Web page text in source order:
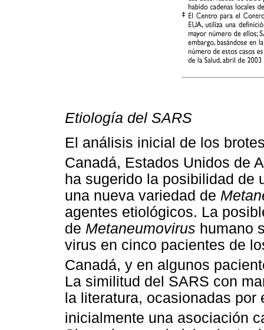
Etiología del SARS
El análisis inicial de los
Canadá, Estados Unidos de
ha sugerido la posibilidad de
una nueva variedad de
agentes etiológicos. La
de Metaneumovirus humano
virus en cinco pacientes de
Canadá, y en algunos
La similitud del SARS con
la literatura, ocasionadas por
inicialmente una asociación